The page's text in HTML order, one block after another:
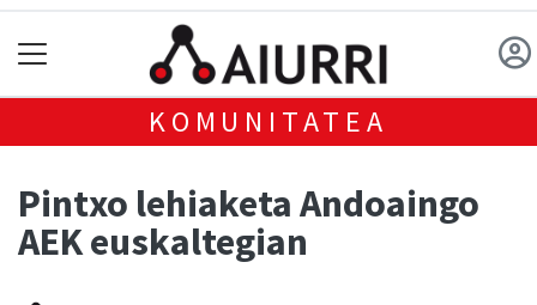
KOMUNITATEA
Pintxo lehiaketa Andoaingo
AEK euskaltegian